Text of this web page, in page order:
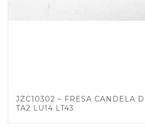
JZC10302 – FRESA CANDELA D
TA2 LU14 LT43